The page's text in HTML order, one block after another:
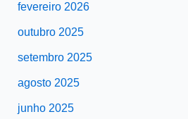
fevereiro 2026
outubro 2025
setembro 2025
agosto 2025
junho 2025